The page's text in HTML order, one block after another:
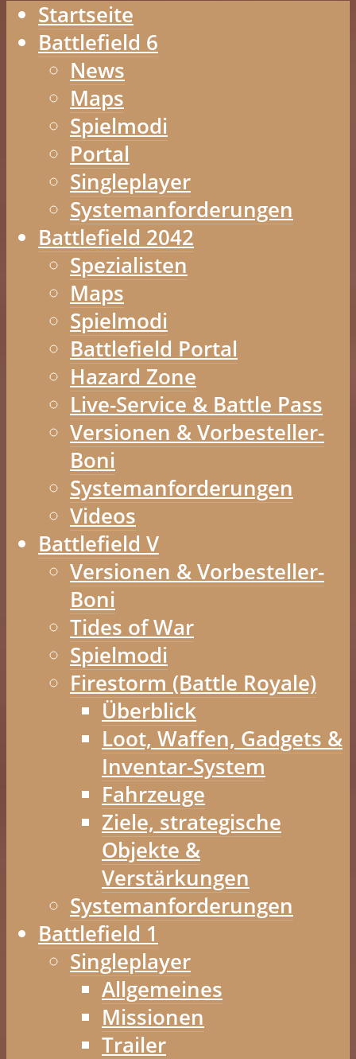
Startseite
Battlefield 6
News
Maps
Spielmodi
Portal
Singleplayer
Systemanforderungen
Battlefield 2042
Spezialisten
Maps
Spielmodi
Battlefield Portal
Hazard Zone
Live-Service & Battle Pass
Versionen & Vorbesteller-
Boni
Systemanforderungen
Videos
Battlefield V
Versionen & Vorbesteller-
Boni
Tides of War
Spielmodi
Firestorm (Battle Royale)
Überblick
Loot, Waffen, Gadgets &
Inventar-System
Fahrzeuge
Ziele, strategische
Objekte &
Verstärkungen
Systemanforderungen
Battlefield 1
Singleplayer
Allgemeines
Missionen
Trailer